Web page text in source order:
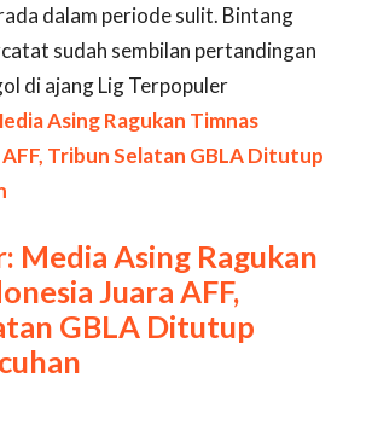
dalam periode sulit. Bintang
sudah sembilan pertandingan
di ajang Lig Terpopuler
Media Asing Ragukan
Juara AFF,
GBLA Ditutup